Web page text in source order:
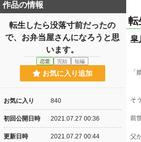
転
皐
「
そ
前
父
作品の情報
転生したら没落寸前だったの
で、お弁当屋さんになろうと思
います。
恋愛 完結 短編
お気に入り追加
お気に入り 840
初回公開日時 2021.07.27 00:36
更新日時 2021.07.27 00:44